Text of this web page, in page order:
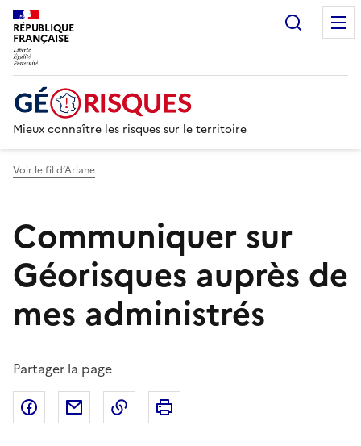
RÉPUBLIQUE
FRANÇAISE
Mieux connaître les risques sur le territoire
Voir le fil d’Ariane
Communiquer sur
Géorisques auprès de
mes administrés
Partager la page
Partager sur Facebook
Partager par emailCopier dans le presse-papier